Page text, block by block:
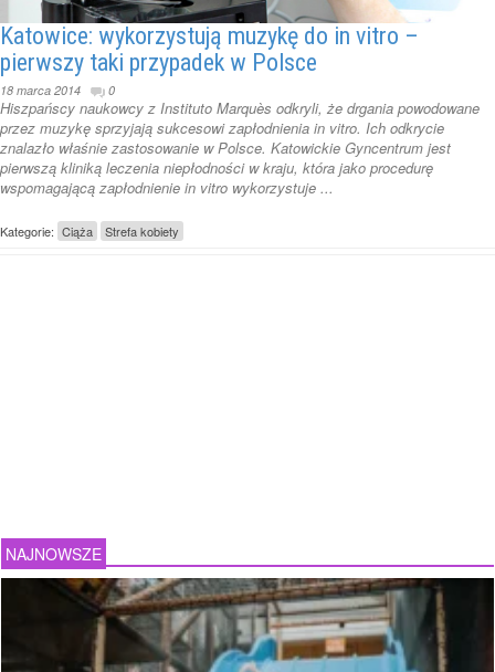
Katowice: wykorzystują muzykę do in vitro –
pierwszy taki przypadek w Polsce
18 marca 2014 0
Hiszpańscy naukowcy z Instituto Marquès odkryli, że drgania powodowane
przez muzykę sprzyjają sukcesowi zapłodnienia in vitro. Ich odkrycie
znalazło właśnie zastosowanie w Polsce. Katowickie Gyncentrum jest
pierwszą kliniką leczenia niepłodności w kraju, która jako procedurę
wspomagającą zapłodnienie in vitro wykorzystuje ...
Kategorie: Ciąża Strefa kobiety
NAJNOWSZE